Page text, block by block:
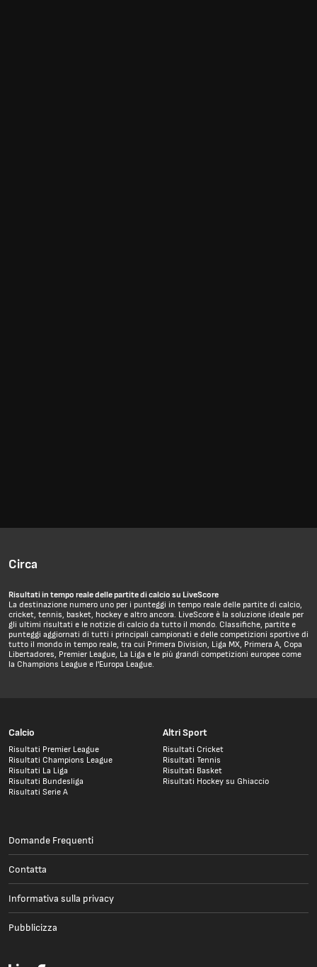
Circa
Risultati in tempo reale delle partite di calcio su LiveScore
La destinazione numero uno per i punteggi in tempo reale delle partite di calcio,
cricket, tennis, basket, hockey e altro ancora. LiveScore è la soluzione ideale per
gli ultimi risultati e le notizie di calcio da tutto il mondo. Classifiche, partite e
punteggi aggiornati di tutti i principali campionati e delle competizioni sportive di
tutto il mondo in tempo reale, tra cui Primera Division, Liga MX, Primera A, Copa
Libertadores, Premier League, La Liga e le più grandi competizioni europee come
la Champions League e l'Europa League.
Calcio
Risultati Premier League
Risultati Champions League
Risultati La Liga
Risultati Bundesliga
Risultati Serie A
Altri Sport
Risultati Cricket
Risultati Tennis
Risultati Basket
Risultati Hockey su Ghiaccio
Domande Frequenti
Contatta
Informativa sulla privacy
Pubblicizza